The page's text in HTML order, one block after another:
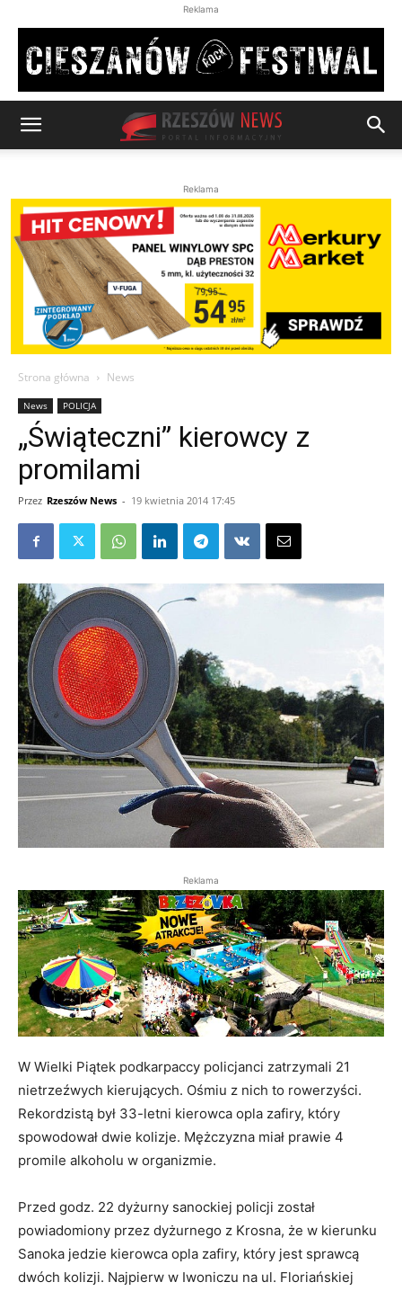
Reklama
Reklama
Strona główna News
News POLICJA
„Świąteczni” kierowcy z
promilami
Przez Rzeszów News - 19 kwietnia 2014 17:45
Reklama
W Wielki Piątek podkarpaccy policjanci zatrzymali 21
nietrzeźwych kierujących. Ośmiu z nich to rowerzyści.
Rekordzistą był 33-letni kierowca opla zafiry, który
spowodował dwie kolizje. Mężczyzna miał prawie 4
promile alkoholu w organizmie.
Przed godz. 22 dyżurny sanockiej policji został
powiadomiony przez dyżurnego z Krosna, że w kierunku
Sanoka jedzie kierowca opla zafiry, który jest sprawcą
dwóch kolizji. Najpierw w Iwoniczu na ul. Floriańskiej